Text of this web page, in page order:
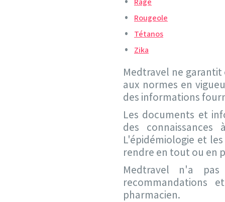
Rougeole
Tétanos
Zika
Medtravel ne
aux normes en
des informations
Les documents et
des
L'épidémiologie et
rendre en tout ou en
Medtravel n'a
recommandations
pharmacien.